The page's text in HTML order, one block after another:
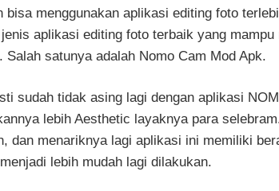
menggunakan aplikasi editing foto
aplikasi editing foto terbaik yang mampu
satunya adalah Nomo Cam Mod Apk.
sudah tidak asing lagi dengan aplikasi
lebih Aesthetic layaknya para
dan menariknya lagi aplikasi ini memiliki
lebih mudah lagi dilakukan.